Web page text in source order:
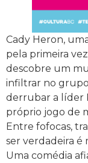
Cady Heron,
pela primeira
descobre um
infiltrar no grupo
derrubar a líder
próprio jogo de
Entre fofocas,
ser verdadeira é
Uma comédia